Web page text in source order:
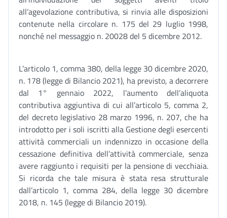
all’agevolazione contributiva, si rinvia alle disposizioni
contenute nella circolare n. 175 del 29 luglio 1998,
nonché nel messaggio n. 20028 del 5 dicembre 2012.
L’articolo 1, comma 380, della legge 30 dicembre 2020,
n. 178 (legge di Bilancio 2021), ha previsto, a decorrere
dal 1° gennaio 2022, l’aumento dell’aliquota
contributiva aggiuntiva di cui all’articolo 5, comma 2,
del decreto legislativo 28 marzo 1996, n. 207, che ha
introdotto per i soli iscritti alla Gestione degli esercenti
attività commerciali un indennizzo in occasione della
cessazione definitiva dell’attività commerciale, senza
avere raggiunto i requisiti per la pensione di vecchiaia.
Si ricorda che tale misura è stata resa strutturale
dall’articolo 1, comma 284, della legge 30 dicembre
2018, n. 145 (legge di Bilancio 2019).